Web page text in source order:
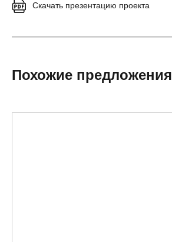
Скачать презентацию проекта
Похожие предложения